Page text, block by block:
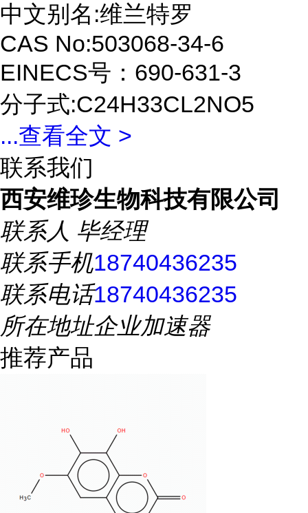
中文别名:维兰特罗
CAS No:503068-34-6
EINECS号：690-631-3
分子式:C24H33CL2NO5
...查看全文 >
联系我们
西安维珍生物科技有限公司
联系人 毕经理
联系手机18740436235
联系电话18740436235
所在地址企业加速器
推荐产品